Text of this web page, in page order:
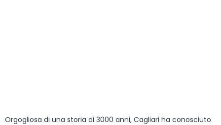
Orgogliosa di una storia di 3000 anni, Cagliari ha conosciuto